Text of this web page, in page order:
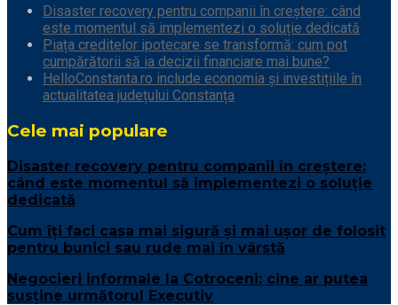
Disaster recovery pentru companii în creștere: când
este momentul să implementezi o soluție dedicată
Piața creditelor ipotecare se transformă: cum pot
cumpărătorii să ia decizii financiare mai bune?
HelloConstanta.ro include economia și investițiile în
actualitatea județului Constanța
Cele mai populare
Disaster recovery pentru companii în creștere:
când este momentul să implementezi o soluție
dedicată
Cum îți faci casa mai sigură și mai ușor de folosit
pentru bunici sau rude mai în vârstă
Negocieri informale la Cotroceni: cine ar putea
susține următorul Executiv